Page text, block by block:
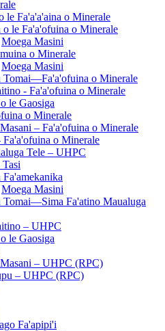
le Fa'a'a'aina o Minerale
o le Fa'a'ofuina o Minerale
Moega Masini
o Minerale
Moega Masini
Tomai—Fa'a'ofuina o Minerale
- Fa'a'ofuina o Minerale
le Gaosiga
o Minerale
– Fa'a'ofuina o Minerale
Fa'a'ofuina o Minerale
Tele – UHPC
Fa'amekanika
Moega Masini
Fa'atino Maualuga
– UHPC
le Gaosiga
– UHPC (RPC)
– UHPC (RPC)
Fa'apipi'i